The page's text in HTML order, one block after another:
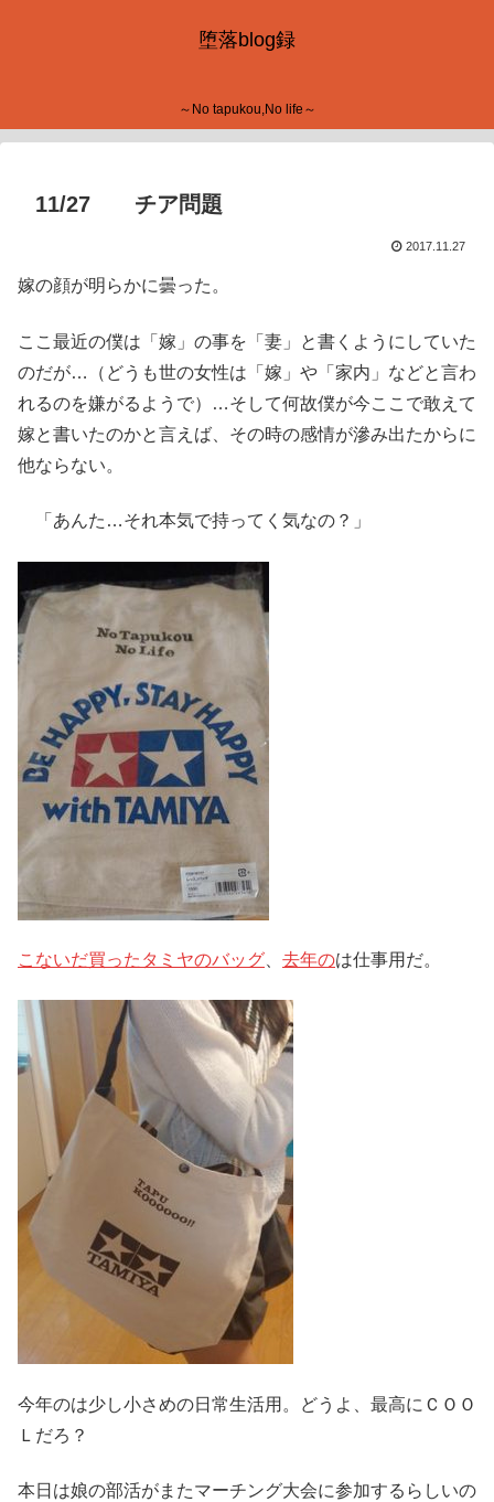
堕落blog録
～No tapukou,No life～
11/27 チア問題
2017.11.27
嫁の顔が明らかに曇った。
ここ最近の僕は「嫁」の事を「妻」と書くようにしていた
のだが…（どうも世の女性は「嫁」や「家内」などと言わ
れるのを嫌がるようで）…そして何故僕が今ここで敢えて
嫁と書いたのかと言えば、その時の感情が滲み出たからに
他ならない。
「あんた…それ本気で持ってく気なの？」
こないだ買ったタミヤのバッグ 去年のは仕事用だ。
今年のは少し小さめの日常生活用。どうよ、最高にＣＯＯ
Ｌだろ？
本日は娘の部活がまたマーチング大会に参加するらしいの